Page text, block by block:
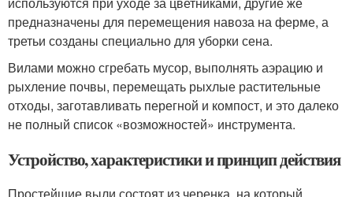
предназначены для перемещения навоза на ферме, а
третьи созданы специально для уборки сена.
Вилами можно сгребать мусор, выполнять аэрацию и
рыхление почвы, перемещать рыхлые растительные
отходы, заготавливать перегной и компост, и это далеко
не полный список «возможностей» инструмента.
Устройство, характеристики и принцип действия